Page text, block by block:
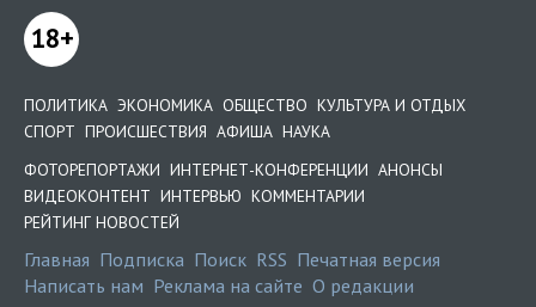
18+
ПОЛИТИКА ЭКОНОМИКА ОБЩЕСТВО КУЛЬТУРА И ОТДЫХ
СПОРТ ПРОИСШЕСТВИЯ АФИША НАУКА
ФОТОРЕПОРТАЖИ ИНТЕРНЕТ-КОНФЕРЕНЦИИ АНОНСЫ
ВИДЕОКОНТЕНТ ИНТЕРВЬЮ КОММЕНТАРИИ
РЕЙТИНГ НОВОСТЕЙ
Главная Подписка Поиск RSS Печатная версия
Написать нам Реклама на сайте О редакции